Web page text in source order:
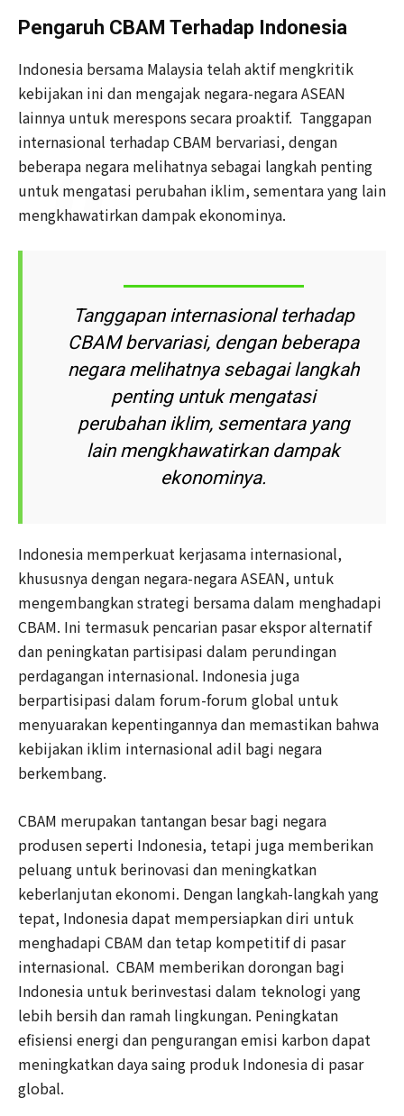
Pengaruh CBAM Terhadap Indonesia
Indonesia bersama Malaysia telah aktif mengkritik
kebijakan ini dan mengajak negara-negara ASEAN
lainnya untuk merespons secara proaktif. Tanggapan
internasional terhadap CBAM bervariasi, dengan
beberapa negara melihatnya sebagai langkah penting
untuk mengatasi perubahan iklim, sementara yang lain
mengkhawatirkan dampak ekonominya.
Tanggapan internasional terhadap
CBAM bervariasi, dengan beberapa
negara melihatnya sebagai langkah
penting untuk mengatasi
perubahan iklim, sementara yang
lain mengkhawatirkan dampak
ekonominya.
Indonesia memperkuat kerjasama internasional,
khususnya dengan negara-negara ASEAN, untuk
mengembangkan strategi bersama dalam menghadapi
CBAM. Ini termasuk pencarian pasar ekspor alternatif
dan peningkatan partisipasi dalam perundingan
perdagangan internasional. Indonesia juga
berpartisipasi dalam forum-forum global untuk
menyuarakan kepentingannya dan memastikan bahwa
kebijakan iklim internasional adil bagi negara
berkembang.
CBAM merupakan tantangan besar bagi negara
produsen seperti Indonesia, tetapi juga memberikan
peluang untuk berinovasi dan meningkatkan
keberlanjutan ekonomi. Dengan langkah-langkah yang
tepat, Indonesia dapat mempersiapkan diri untuk
menghadapi CBAM dan tetap kompetitif di pasar
internasional. CBAM memberikan dorongan bagi
Indonesia untuk berinvestasi dalam teknologi yang
lebih bersih dan ramah lingkungan. Peningkatan
efisiensi energi dan pengurangan emisi karbon dapat
meningkatkan daya saing produk Indonesia di pasar
global.